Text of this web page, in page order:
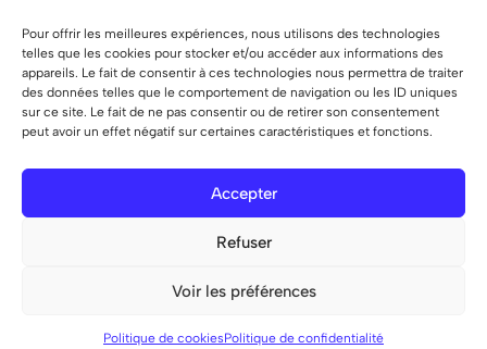
Pour offrir les meilleures expériences, nous utilisons des technologies
telles que les cookies pour stocker et/ou accéder aux informations des
appareils. Le fait de consentir à ces technologies nous permettra de traiter
des données telles que le comportement de navigation ou les ID uniques
sur ce site. Le fait de ne pas consentir ou de retirer son consentement
peut avoir un effet négatif sur certaines caractéristiques et fonctions.
Accepter
Refuser
Voir les préférences
Politique de cookiesPolitique de confidentialité
© 2026 OFF ON – Tous droits réservés.
Recherche Compte
Liste de